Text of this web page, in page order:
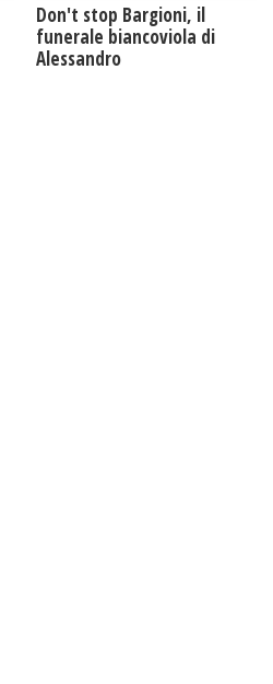
Don't stop Bargioni, il
funerale biancoviola di
Alessandro